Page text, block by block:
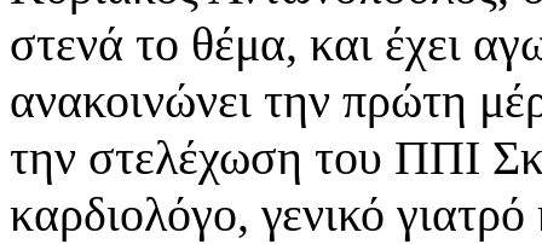
στενά το θέμα, και έχει
ανακοινώνει την πρώτη
την στελέχωση του ΠΠΙ
καρδιολόγο, γενικό